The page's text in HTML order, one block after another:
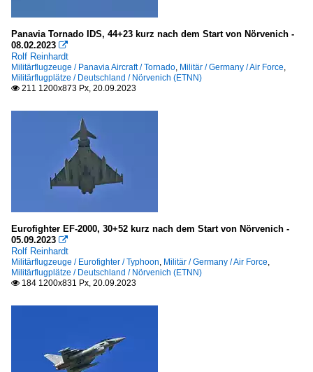
Panavia Tornado IDS, 44+23 kurz nach dem Start von Nörvenich -
08.02.2023 
Rolf Reinhardt
Militärflugzeuge / Panavia Aircraft / Tornado, Militär / Germany / Air Force,
Militärflugplätze / Deutschland / Nörvenich (ETNN)
 211 1200x873 Px, 20.09.2023
Eurofighter EF-2000, 30+52 kurz nach dem Start von Nörvenich -
05.09.2023 
Rolf Reinhardt
Militärflugzeuge / Eurofighter / Typhoon, Militär / Germany / Air Force,
Militärflugplätze / Deutschland / Nörvenich (ETNN)
 184 1200x831 Px, 20.09.2023